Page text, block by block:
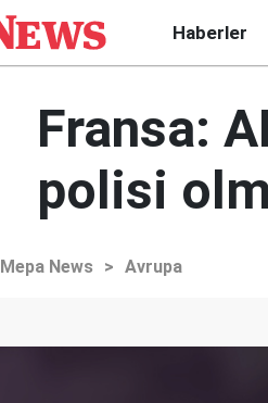
Haberler
Fransa:
polisi
Mepa News > Avrupa